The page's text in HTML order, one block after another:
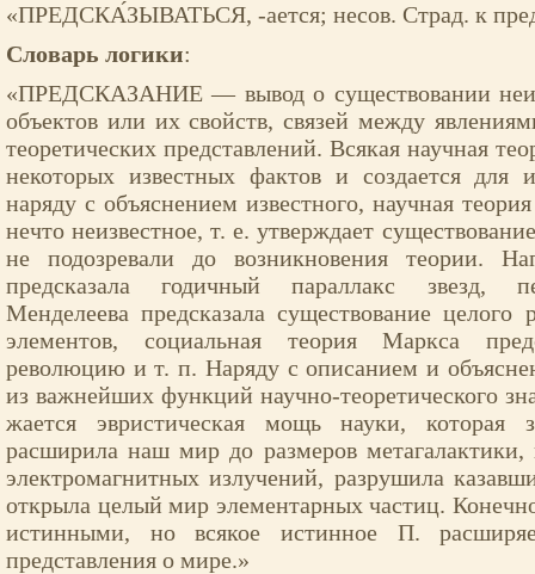
«ПРЕДСКА́ЗЫВАТЬСЯ, -ается; несов. Страд. к
Словарь логики:
«ПРЕДСКАЗАНИЕ — вывод о существовании
объектов или их свойств, связей между
теоретических представлений. Всякая научная
некоторых известных фактов и создается для
наряду с объяснением известного, научная
нечто неизвестное, т. е. утверждает
не подозревали до возникно­вения теории.
предсказала годичный па­раллакс звезд,
Менделеева предсказала су­ществование
элементов, социальная теория Маркса
революцию и т. п. Наряду с описанием и
из важ­нейших функций научно-теоретического
жается эвристическая мощь науки, которая
расширила наш мир до размеров метагалактики,
электромагнитных излучений, разрушила
открыла целый мир элементарных частиц.
истинными, но всякое истинное П.
представления о мире.»